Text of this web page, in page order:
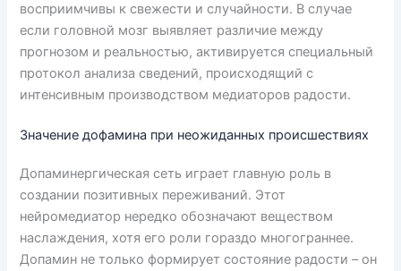
восприимчивы к свежести и случайности. В случае
если головной мозг выявляет различие между
прогнозом и реальностью, активируется специальный
протокол анализа сведений, происходящий с
интенсивным производством медиаторов радости.
Значение дофамина при неожиданных происшествиях
Допаминергическая сеть играет главную роль в
создании позитивных переживаний. Этот
нейромедиатор нередко обозначают веществом
наслаждения, хотя его роли гораздо многограннее.
Допамин не только формирует состояние радости – он